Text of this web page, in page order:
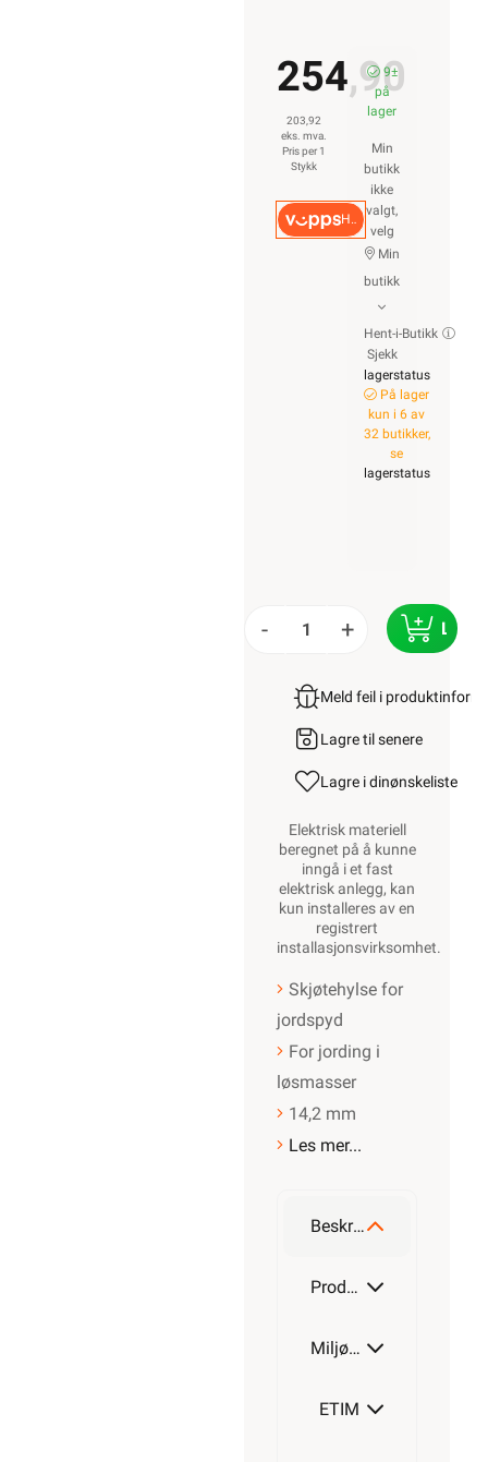
254,90
203,92
eks. mva.
Pris per 1
Stykk
Hurtigkasse
9±
på
lager
Min
butikk
ikke
valgt,
velg
Min
butikk
Hent-i-Butikk
Sjekk
lagerstatus
På lager
kun i 6 av
32 butikker,
se
lagerstatus
- +
Meld feil i
Lagre til senere
Lagre i dinønskeliste
Elektrisk materiell
beregnet på å kunne
inngå i et fast
elektrisk anlegg, kan
kun installeres av en
registrert
installasjonsvirksomhet.
Skjøtehylse for
jordspyd
For jording i
løsmasser
14,2 mm
Les mer...
Beskrivelse
Produktdetaljer
Miljøparametere
ETIM